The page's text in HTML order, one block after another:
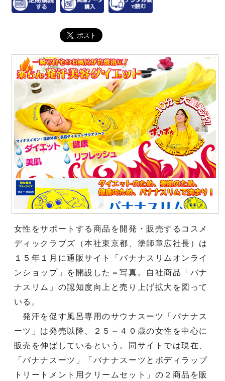
女性をサポートする商品を開発・販売するコスメ
ディックラブズ（本社東京都、塗師章広社長）は
１５年１月に通販サイト「バナナスリムオンライ
ンショップ」を開設した＝写真。自社商品「バナ
ナスリム」の認知度向上と売り上げ拡大を図って
いる。
発汗を促す風呂専用のサウナスーツ「バナナス
ーツ」は発売以降、２５～４０歳の女性を中心に
販売を伸ばしているという。同サイトでは現在、
「バナナスーツ」「バナナスーツとボディラップ
トリートメント用クリームセット」の２商品を販